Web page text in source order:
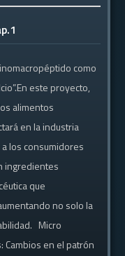
como
este proyecto,
alimentos
en la industria
los consumidores
ingredientes
que
no solo la
Micro
Cambios en el patrón